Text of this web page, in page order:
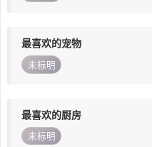
最喜欢的宠物
未标明
最喜欢的厨房
未标明